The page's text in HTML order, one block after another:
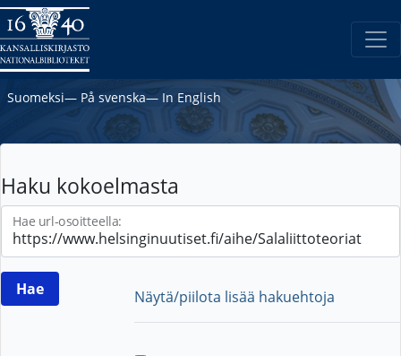
Suomeksi― På svenska― In English
Haku kokoelmasta
Hae url-osoitteella:
Näytä/piilota lisää hakuehtoja